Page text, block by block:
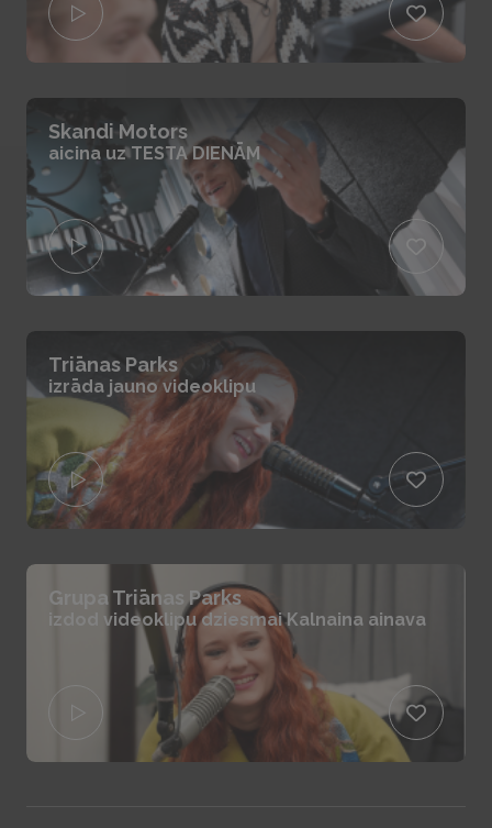
Skandi Motors
aicina uz TESTA DIENĀM
Triānas Parks
izrāda jauno videoklipu
Grupa Triānas Parks
izdod videoklipu dziesmai Kalnaina ainava